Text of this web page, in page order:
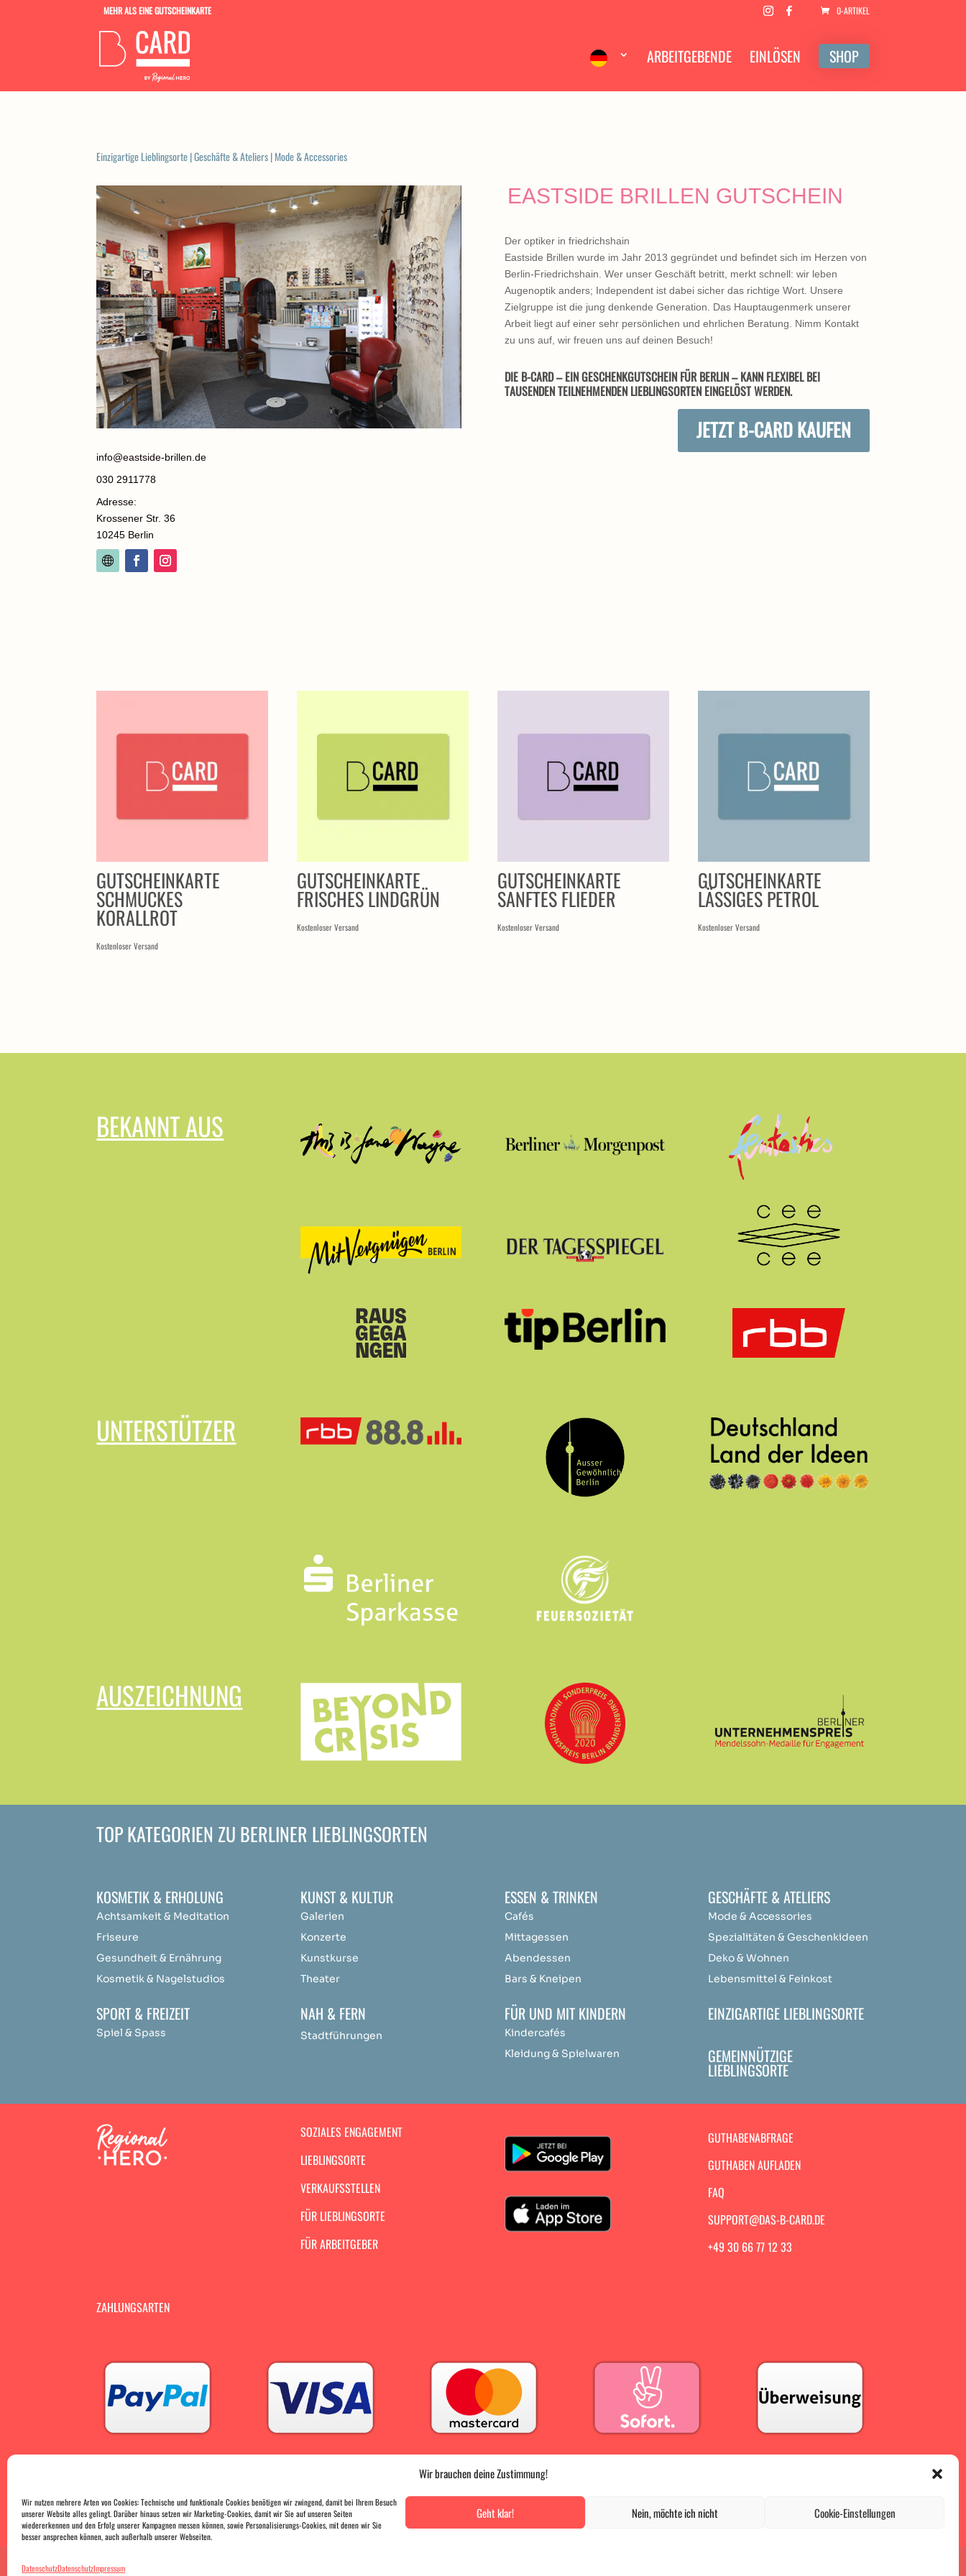
Wir brauchen deine Zustimmung!
Wir nutzen mehrere Arten von Cookies: Technische und funktionale Cookies benötigen wir zwingend, damit bei Ihrem Besuch
unserer Website alles gelingt. Darüber hinaus setzen wir Marketing-Cookies, damit wir Sie auf unseren Seiten
wiedererkennen und den Erfolg unserer Kampagnen messen können, sowie Personalisierungs-Cookies, mit denen wir Sie
besser ansprechen können, auch außerhalb unserer Webseiten.
Geht klar! Nein, möchte ich nicht Cookie-Einstellungen
DatenschutzDatenschutzImpressum
MEHR ALS EINE GUTSCHEINKARTE 0-ARTIKEL
ARBEITGEBENDE EINLÖSEN SHOP
Einzigartige Lieblingsorte|Geschäfte & Ateliers|Mode & Accessories
info@eastside-brillen.de
030 2911778
Adresse:
Krossener Str. 36
10245 Berlin
EASTSIDE BRILLEN GUTSCHEIN
Der optiker in friedrichshain
Eastside Brillen wurde im Jahr 2013 gegründet und befindet sich im Herzen von
Berlin-Friedrichshain. Wer unser Geschäft betritt, merkt schnell: wir leben
Augenoptik anders; Independent ist dabei sicher das richtige Wort. Unsere
Zielgruppe ist die jung denkende Generation. Das Hauptaugenmerk unserer
Arbeit liegt auf einer sehr persönlichen und ehrlichen Beratung. Nimm Kontakt
zu uns auf, wir freuen uns auf deinen Besuch!
DIE B-CARD – EIN GESCHENKGUTSCHEIN FÜR BERLIN – KANN FLEXIBEL BEI
TAUSENDEN TEILNEHMENDEN LIEBLINGSORTEN EINGELÖST WERDEN.
JETZT B-CARD KAUFEN
GUTSCHEINKARTE
SCHMUCKES
KORALLROT
Kostenloser Versand
GUTSCHEINKARTE
FRISCHES LINDGRÜN
Kostenloser Versand
GUTSCHEINKARTE
SANFTES FLIEDER
Kostenloser Versand
GUTSCHEINKARTE
LÄSSIGES PETROL
Kostenloser Versand
BEKANNT AUS
UNTERSTÜTZER
AUSZEICHNUNG
TOP KATEGORIEN ZU BERLINER LIEBLINGSORTEN
KOSMETIK & ERHOLUNG
Achtsamkeit & Meditation
Friseure
Gesundheit & Ernährung
Kosmetik & Nagelstudios
SPORT & FREIZEIT
Spiel & Spass
KUNST & KULTUR
Galerien
Konzerte
Kunstkurse
Theater
NAH & FERN
Stadtführungen
ESSEN & TRINKEN
Cafés
Mittagessen
Abendessen
Bars & Kneipen
FÜR UND MIT KINDERN
Kindercafés
Kleidung & Spielwaren
GESCHÄFTE & ATELIERS
Mode & Accessories
Spezialitäten & Geschenkideen
Deko & Wohnen
Lebensmittel & Feinkost
EINZIGARTIGE LIEBLINGSORTE
GEMEINNÜTZIGE
LIEBLINGSORTE
SOZIALES ENGAGEMENT
LIEBLINGSORTE
VERKAUFSSTELLEN
FÜR LIEBLINGSORTE
FÜR ARBEITGEBER
GUTHABENABFRAGE
GUTHABEN AUFLADEN
FAQ
SUPPORT@DAS-B-CARD.DE
+49 30 66 77 12 33
ZAHLUNGSARTEN
VERTRAG WIDERRUFEN